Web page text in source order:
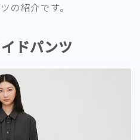
の紹介です。
ドパンツ